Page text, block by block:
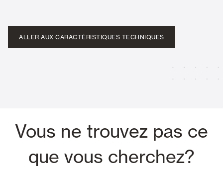
ALLER AUX CARACTÉRISTIQUES TECHNIQUES
Vous ne trouvez pas ce
que vous cherchez?